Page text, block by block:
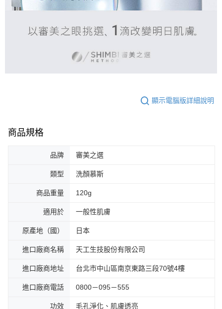
顯示電腦版詳細說明
商品規格
品牌 審美之選
類型 洗顏慕斯
商品重量 120g
適用於 一般性肌膚
原產地（國） 日本
進口廠商名稱 天工生技股份有限公司
進口廠商地址 台北市中山區南京東路三段70號4樓
進口廠商電話 0800－095－555
功效 毛孔淨化、肌膚透亮